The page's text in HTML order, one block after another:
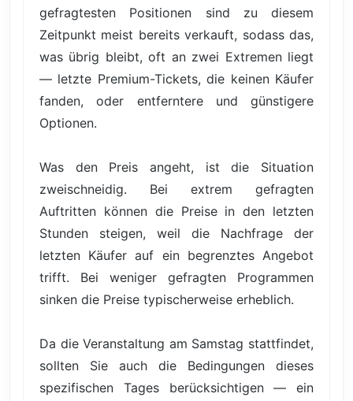
gefragtesten Positionen sind zu diesem
Zeitpunkt meist bereits verkauft, sodass das,
was übrig bleibt, oft an zwei Extremen liegt
— letzte Premium-Tickets, die keinen Käufer
fanden, oder entferntere und günstigere
Optionen.
Was den Preis angeht, ist die Situation
zweischneidig. Bei extrem gefragten
Auftritten können die Preise in den letzten
Stunden steigen, weil die Nachfrage der
letzten Käufer auf ein begrenztes Angebot
trifft. Bei weniger gefragten Programmen
sinken die Preise typischerweise erheblich.
Da die Veranstaltung am Samstag stattfindet,
sollten Sie auch die Bedingungen dieses
spezifischen Tages berücksichtigen — ein